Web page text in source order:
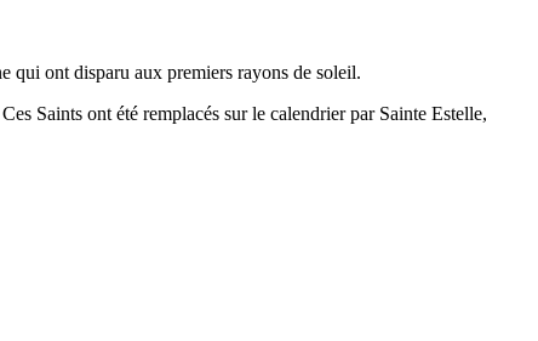
qui ont disparu aux premiers rayons de soleil.
Saints ont été remplacés sur le calendrier par Sainte Estelle,